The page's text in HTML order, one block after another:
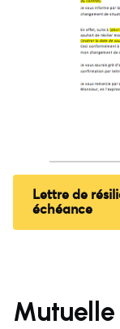
Lettre de
échéance
Mutuelle